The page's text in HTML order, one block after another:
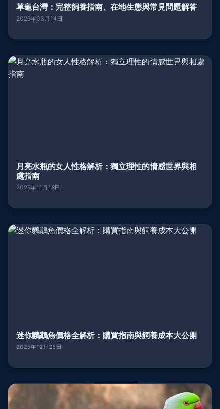
草龜台灣：完整飼養指南、在地生態與常見問題解答
2026年03月14日
月亮水瓶的女人性格解析：獨立理性的情感世界與相
處指南
2025年11月18日
迷你鸚鵡魚價格全解析：購買指南與飼養成本大公開
2025年12月23日